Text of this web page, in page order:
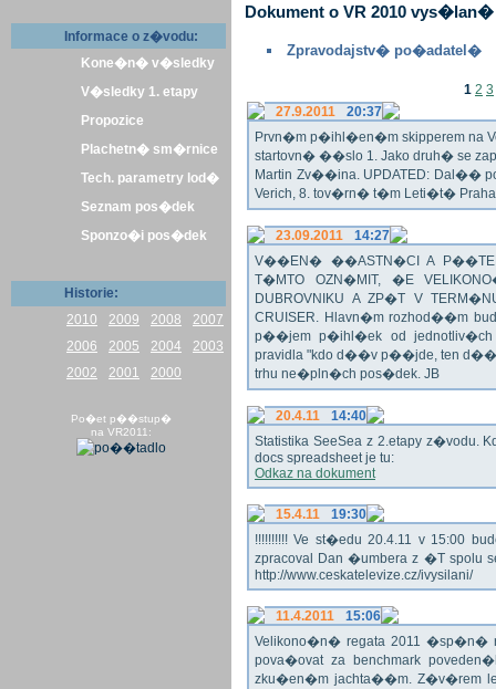
Informace o z�vodu:
Kone�n� v�sledky
V�sledky 1. etapy
Propozice
Plachetn� sm�rnice
Tech. parametry lod�
Seznam pos�dek
Sponzo�i pos�dek
Historie:
2010
2009 2008
2007
2006
2005 2004
2003
2002
2001 2000
Po�et p��stup�
na VR2011:
Dokument o VR 2010
Zpravodajstv� po�adatel�
1 2 3
27.9.2011
20:37
Prvn�m p�ihl�en�m skipperem na
startovn� ��slo 1. Jako druh� se
Martin Zv��ina. UPDATED: Dal��
Verich, 8. tov�rn� t�m Leti�t� Praha
23.09.2011
14:27
V��EN� ��ASTN�CI A
T�MTO OZN�MIT, �E
DUBROVNIKU A ZP�T V
CRUISER. Hlavn�m rozhod��m
p��jem p�ihl�ek od
pravidla "kdo d��v p��jde, ten
trhu ne�pln�ch pos�dek. JB
20.4.11
14:40
Statistika SeeSea z 2.etapy z�vodu.
docs spreadsheet je tu:
Odkaz na dokument
15.4.11
19:30
!!!!!!!!!! Ve st�edu 20.4.11 v 15:00
zpracoval Dan �umbera z �T spolu
http://www.ceskatelevize.cz/ivysilani/
11.4.2011
15:06
Velikono�n� regata 2011 �sp�n�
pova�ovat za benchmark
zku�en�m jachta��m. Z�v�rem